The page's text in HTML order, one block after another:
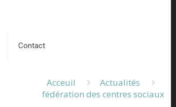
Contact
Acceuil
Actualités
fédération des centres sociaux